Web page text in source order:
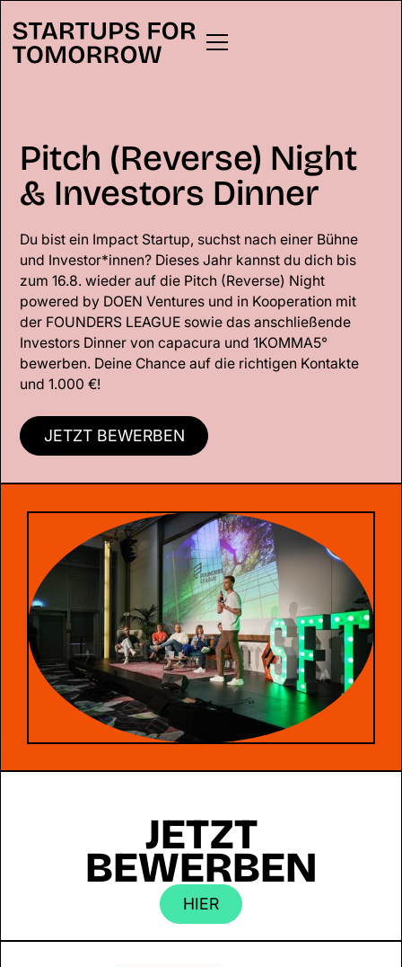
Pitch (Reverse) Night
& Investors Dinner
Du bist ein Impact Startup, suchst nach einer Bühne
und Investor*innen? Dieses Jahr kannst du dich bis
zum 16.8. wieder auf die Pitch (Reverse) Night
powered by DOEN Ventures und in Kooperation mit
der FOUNDERS LEAGUE sowie das anschließende
Investors Dinner von capacura und1KOMMA5°
bewerben. Deine Chance auf die richtigen Kontakte
und 1.000 €!
JETZT BEWERBEN
JETZT
BEWERBEN
HIER